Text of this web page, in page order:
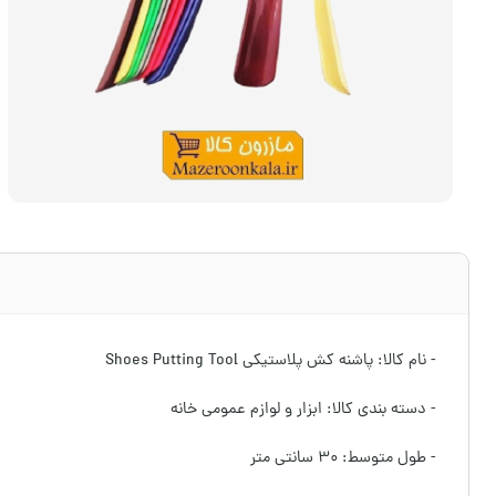
- نام کالا: پاشنه کش پلاستیکی Shoes Putting Tool
- دسته بندی کالا: ابزار و لوازم عمومی خانه
- طول متوسط: ۳۰ سانتی متر